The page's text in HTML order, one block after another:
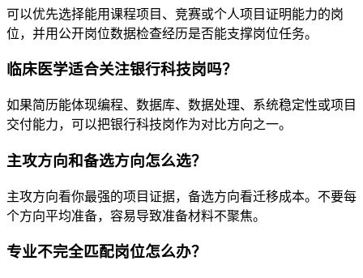
可以优先选择能用课程项目、竞赛或个人项目证明能力的岗
位，并用公开岗位数据检查经历是否能支撑岗位任务。
临床医学适合关注银行科技岗吗？
如果简历能体现编程、数据库、数据处理、系统稳定性或项目
交付能力，可以把银行科技岗作为对比方向之一。
主攻方向和备选方向怎么选？
主攻方向看你最强的项目证据，备选方向看迁移成本。不要每
个方向平均准备，容易导致准备材料不聚焦。
专业不完全匹配岗位怎么办？